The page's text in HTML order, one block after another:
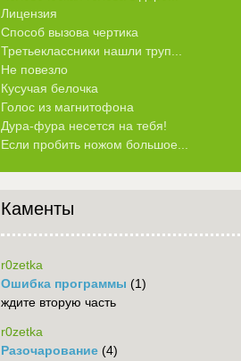
Лицензия
Способ вызова чертика
Третьеклассники нашли труп...
Не повезло
Кусучая белочка
Голос из магнитофона
Дура-фура несется на тебя!
Если пробить ножом большое...
Каменты
r0zetka
Ошибка программы (1)
ждите вторую часть
r0zetka
Разочарование (4)